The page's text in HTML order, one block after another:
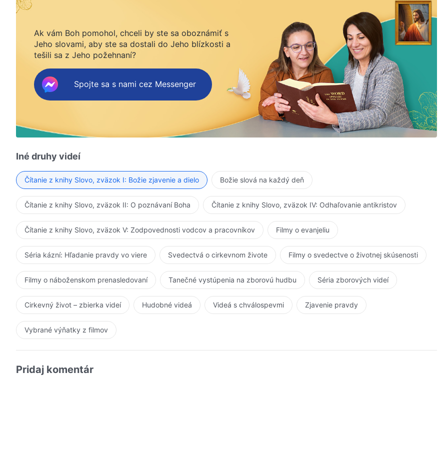
Ak vám Boh pomohol, chceli by ste sa oboznámiť s
Jeho slovami, aby ste sa dostali do Jeho blízkosti a
tešili sa z Jeho požehnaní?
Spojte sa s nami cez Messenger
Iné druhy videí
Čítanie z knihy Slovo, zväzok I: Božie zjavenie a dielo Božie slová na každý deň
Čítanie z knihy Slovo, zväzok II: O poznávaní Boha Čítanie z knihy Slovo, zväzok IV: Odhaľovanie antikristov
Čítanie z knihy Slovo, zväzok V: Zodpovednosti vodcov a pracovníkov Filmy o evanjeliu
Séria kázní: Hľadanie pravdy vo viere Svedectvá o cirkevnom živote Filmy o svedectve o životnej skúsenosti
Filmy o náboženskom prenasledovaní Tanečné vystúpenia na zborovú hudbu Séria zborových videí
Cirkevný život – zbierka videí Hudobné videá Videá s chválospevmi Zjavenie pravdy
Vybrané výňatky z filmov
Pridaj komentár